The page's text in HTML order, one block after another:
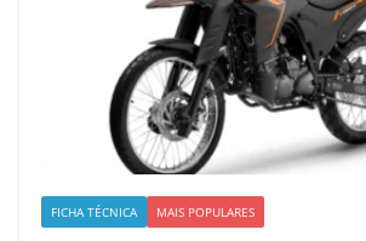
FICHA TÉCNICA MAIS POPULARES